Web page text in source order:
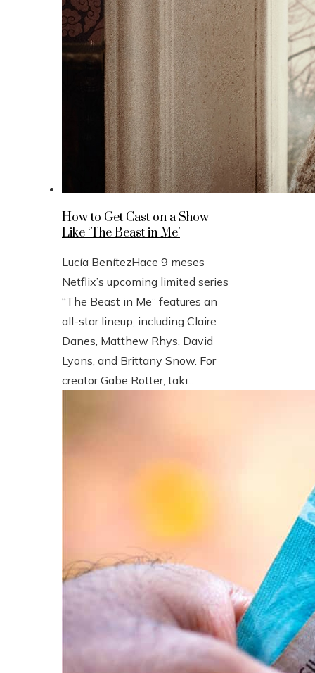
How to Get Cast on a Show
Like ‘The Beast in Me’
Lucía BenítezHace 9 meses
Netflix’s upcoming limited series
“The Beast in Me” features an
all-star lineup, including Claire
Danes, Matthew Rhys, David
Lyons, and Brittany Snow. For
creator Gabe Rotter, taki...